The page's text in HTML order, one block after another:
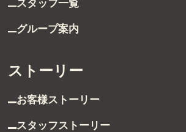
スタッフ一覧
グループ案内
ストーリー
お客様ストーリー
スタッフストーリー
TEL：03-6629-4880
FAX：03-5711-8828
〒144-0035
東京都大田区南蒲田1-1-25 蒲田東日本